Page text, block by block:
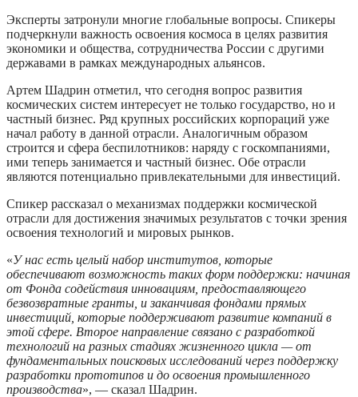
Эксперты затронули многие глобальные вопросы. Спикеры
подчеркнули важность освоения космоса в целях развития
экономики и общества, сотрудничества России с другими
державами в рамках международных альянсов.
Артем Шадрин отметил, что сегодня вопрос развития
космических систем интересует не только государство, но и
частный бизнес. Ряд крупных российских корпораций уже
начал работу в данной отрасли. Аналогичным образом
строится и сфера беспилотников: наряду с госкомпаниями,
ими теперь занимается и частный бизнес. Обе отрасли
являются потенциально привлекательными для инвестиций.
Спикер рассказал о механизмах поддержки космической
отрасли для достижения значимых результатов с точки зрения
освоения технологий и мировых рынков.
«У нас есть целый набор институтов, которые
обеспечивают возможность таких форм поддержки: начиная
от Фонда содействия инновациям, предоставляющего
безвозвратные гранты, и заканчивая фондами прямых
инвестиций, которые поддерживают развитие компаний в
этой сфере. Второе направление связано с разработкой
технологий на разных стадиях жизненного цикла — от
фундаментальных поисковых исследований через поддержку
разработки прототипов и до освоения промышленного
производства», — сказал Шадрин.